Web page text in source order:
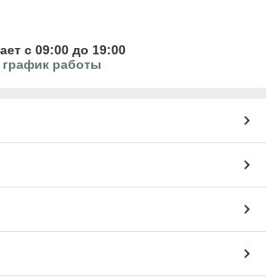
с 09:00 до 19:00
график работы